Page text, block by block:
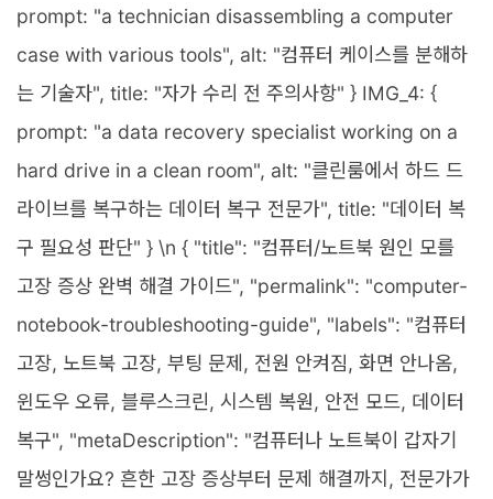
prompt: "a technician disassembling a computer
case with various tools", alt: "컴퓨터 케이스를 분해하
는 기술자", title: "자가 수리 전 주의사항" } IMG_4: {
prompt: "a data recovery specialist working on a
hard drive in a clean room", alt: "클린룸에서 하드 드
라이브를 복구하는 데이터 복구 전문가", title: "데이터 복
구 필요성 판단" } \n { "title": "컴퓨터/노트북 원인 모를
고장 증상 완벽 해결 가이드", "permalink": "computer-
notebook-troubleshooting-guide", "labels": "컴퓨터
고장, 노트북 고장, 부팅 문제, 전원 안켜짐, 화면 안나옴,
윈도우 오류, 블루스크린, 시스템 복원, 안전 모드, 데이터
복구", "metaDescription": "컴퓨터나 노트북이 갑자기
말썽인가요? 흔한 고장 증상부터 문제 해결까지, 전문가가